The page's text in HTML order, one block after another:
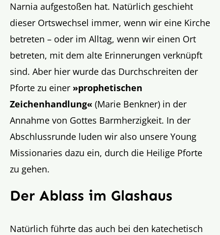
Narnia aufgestoßen hat. Natürlich geschieht
dieser Ortswechsel immer, wenn wir eine Kirche
betreten – oder im Alltag, wenn wir einen Ort
betreten, mit dem alte Erinnerungen verknüpft
sind. Aber hier wurde das Durchschreiten der
Pforte zu einer »prophetischen
Zeichenhandlung« (Marie Benkner) in der
Annahme von Gottes Barmherzigkeit. In der
Abschlussrunde luden wir also unsere Young
Missionaries dazu ein, durch die Heilige Pforte
zu gehen.
Der Ablass im Glashaus
Natürlich führte das auch bei den katechetisch